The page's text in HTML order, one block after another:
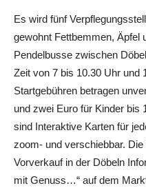
Es wird fünf
gewohnt Fettbemmen, Äpfel
Pendelbusse zwischen
Zeit von 7 bis 10.30 Uhr und
Startgebühren betragen
und zwei Euro für Kinder bis
sind Interaktive Karten für
zoom- und verschiebbar.
Vorverkauf in der Döbeln
mit Genuss…“ auf dem